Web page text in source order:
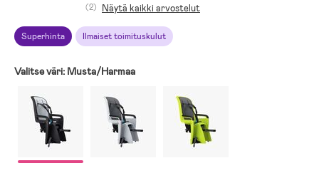
Superhinta Ilmaiset toimituskulut
(2) Näytä kaikki arvostelut
Valitse väri: Musta/Harmaa